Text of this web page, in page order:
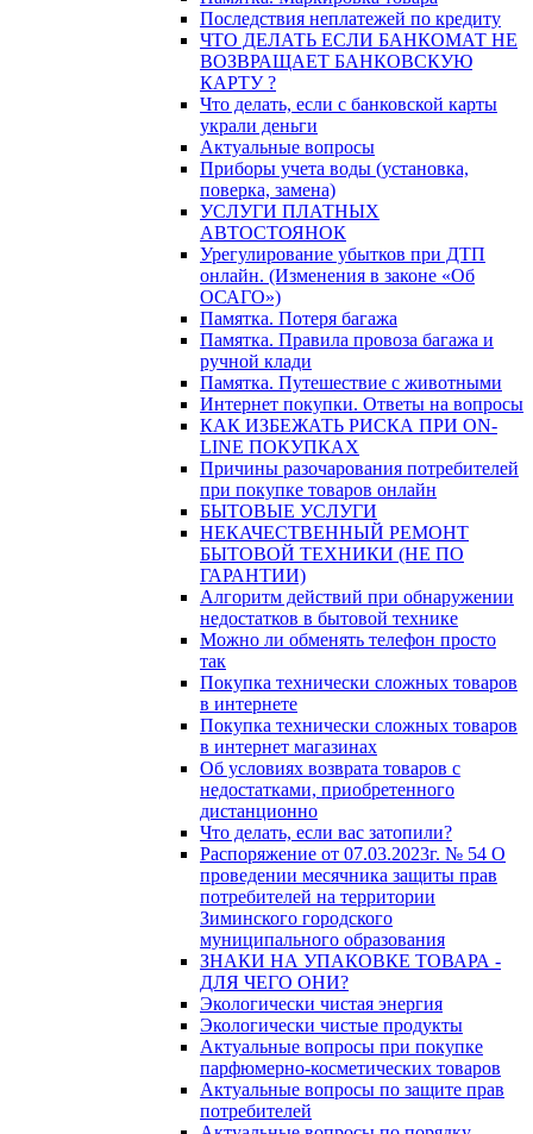
Последствия неплатежей по кредиту
ЧТО ДЕЛАТЬ ЕСЛИ БАНКОМАТ НЕ
ВОЗВРАЩАЕТ БАНКОВСКУЮ
КАРТУ ?
Что делать, если с банковской карты
украли деньги
Актуальные вопросы
Приборы учета воды (установка,
поверка, замена)
УСЛУГИ ПЛАТНЫХ
АВТОСТОЯНОК
Урегулирование убытков при ДТП
онлайн. (Изменения в законе «Об
ОСАГО»)
Памятка. Потеря багажа
Памятка. Правила провоза багажа и
ручной клади
Памятка. Путешествие с животными
Интернет покупки. Ответы на вопросы
КАК ИЗБЕЖАТЬ РИСКА ПРИ ON-
LINE ПОКУПКАХ
Причины разочарования потребителей
при покупке товаров онлайн
БЫТОВЫЕ УСЛУГИ
НЕКАЧЕСТВЕННЫЙ РЕМОНТ
БЫТОВОЙ ТЕХНИКИ (НЕ ПО
ГАРАНТИИ)
Алгоритм действий при обнаружении
недостатков в бытовой технике
Можно ли обменять телефон просто
так
Покупка технически сложных товаров
в интернете
Покупка технически сложных товаров
в интернет магазинах
Об условиях возврата товаров с
недостатками, приобретенного
дистанционно
Что делать, если вас затопили?
Распоряжение от 07.03.2023г. № 54 О
проведении месячника защиты прав
потребителей на территории
Зиминского городского
муниципального образования
ЗНАКИ НА УПАКОВКЕ ТОВАРА -
ДЛЯ ЧЕГО ОНИ?
Экологически чистая энергия
Экологически чистые продукты
Актуальные вопросы при покупке
парфюмерно-косметических товаров
Актуальные вопросы по защите прав
потребителей